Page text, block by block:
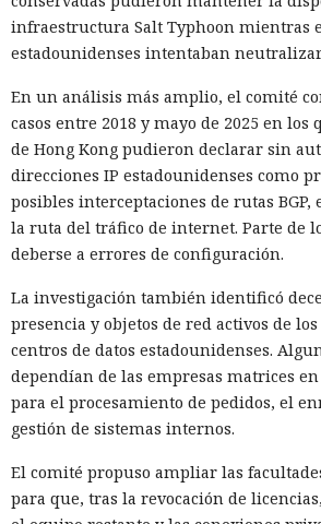
infraestructura Salt Typhoon mientras
estadounidenses intentaban
En un análisis más amplio, el comité
casos entre 2018 y mayo de 2025 en los
de Hong Kong pudieron declarar sin
direcciones IP estadounidenses como
posibles interceptaciones de rutas BGP,
la ruta del tráfico de internet. Parte de
deberse a errores de configuración.
La investigación también identificó
presencia y objetos de red activos de
centros de datos estadounidenses.
dependían de las empresas matrices
para el procesamiento de pedidos, el
gestión de sistemas internos.
El comité propuso ampliar las
para que, tras la revocación de
Entonces la iluminación natural se
iluminación artificial. Se propone
hidrógeno y del helio en las atmósferas
Urano y Neptuno. Estaciones orbitales
y la dirigirían hacia la Tierra mediante
láseres y espejos.
Un sol artificial podría mantener el
noche, así como las estaciones. La
que ocupar el lugar de la estrella real.
alrededor de la Tierra y cambiar el
incluso si la rotación del planeta se
El envejecimiento de la Tierra
planeta pierde gradualmente calor
movimiento de las placas tectónicas.
el ciclo de los materiales entre el
atmósfera. El autor propone calentar
capas profundas de la Tierra, aunque
exigiría enormes cantidades de
aún no existen.